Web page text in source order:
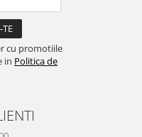
cu promotiile
in Politica de